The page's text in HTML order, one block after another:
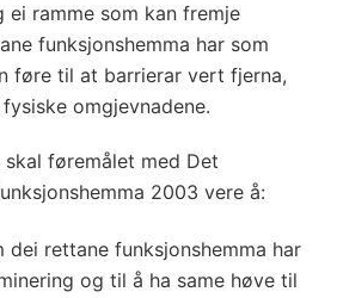
D
e
t
e
u
r
p
e
ei ramme som kan fremje
funksjonshemma har som
føre til at barrierar vert fjerna,
omgjevnadene.
føremålet med Det
2003 vere å:
dei rettane funksjonshemma har
og til å ha same høve til